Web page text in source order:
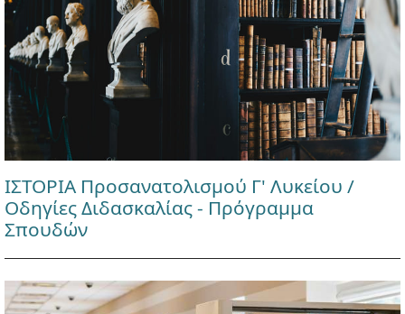
ΙΣΤΟΡΙΑ Προσανατολισμού Γ' Λυκείου /
Οδηγίες Διδασκαλίας - Πρόγραμμα
Σπουδών